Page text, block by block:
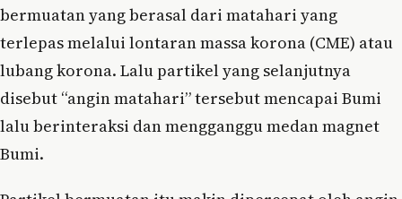
bermuatan yang berasal dari matahari yang
terlepas melalui lontaran massa korona (CME) atau
lubang korona. Lalu partikel yang selanjutnya
disebut “angin matahari” tersebut mencapai Bumi
lalu berinteraksi dan mengganggu medan magnet
Bumi.